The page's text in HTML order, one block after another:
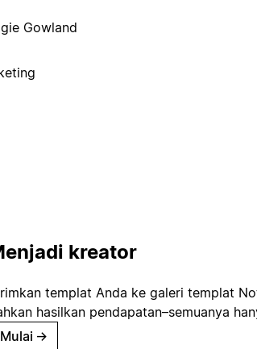
Gowland
kreator
templat Anda ke galeri templat
hasilkan pendapatan–semuanya
Mulai →